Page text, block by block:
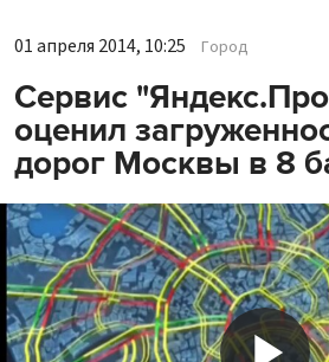
01 апреля 2014, 10:25 Город
Сервис
оценил
дорог Москвы в 8